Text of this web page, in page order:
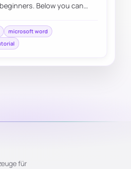
Below you can
microsoft word
für